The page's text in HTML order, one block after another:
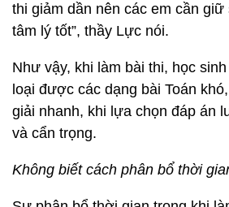
thi giảm dần nên các em cần
tâm lý tốt”, thầy Lực nói.
Như vậy, khi làm bài thi, học
loại được các dạng bài Toán
giải nhanh, khi lựa chọn đáp án
và cẩn trọng.
Không biết cách phân bổ thời